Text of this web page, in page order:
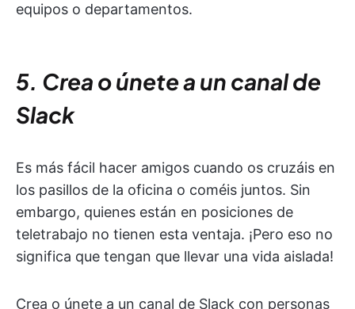
equipos o departamentos.
5. Crea o únete a un canal de
Slack
Es más fácil hacer amigos cuando os cruzáis en
los pasillos de la oficina o coméis juntos. Sin
embargo, quienes están en posiciones de
teletrabajo no tienen esta ventaja. ¡Pero eso no
significa que tengan que llevar una vida aislada!
Crea o únete a un canal de Slack con personas